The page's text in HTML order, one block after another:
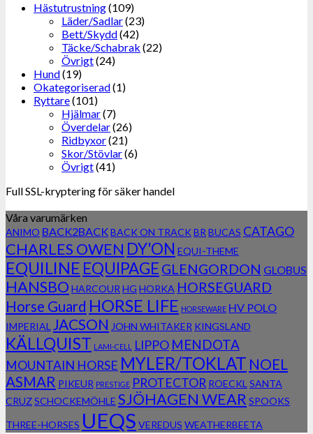
Hästutrustning(109)
Läder/Sadlar(23)
Bett/Skydd(42)
Täcke/Schabrak (22)
Övrigt(24)
Hund(19)
Okategoriserad(1)
Ryttare(101)
Hjälmar(7)
Överdelar(26)
Ridbyxor(21)
Skor/Stövlar(6)
Övrigt(41)
Full SSL-kryptering för säker handel
Våra varumärken
ANIMO BACK2BACKBACK ON TRACK BR BUCAS CATAGO
CHARLES OWEN DY'ON EQUI-THEME
EQUILINE EQUIPAGE GLENGORDON GLOBUS
HANSBO HARCOUR HG HORKA HORSEGUARD
Horse Guard HORSE LIFE HORSEWARE HV POLO
IMPERIAL JACSON JOHN WHITAKER KINGSLAND
KÄLLQUIST LAMI-CELL LIPPO MENDOTA
MOUNTAIN HORSE MYLER/TOKLAT NOEL
ASMAR PIKEUR PRESTIGE PROTECTOR ROECKL SANTA
CRUZSCHOCKEMÖHLE SJÖHAGEN WEAR SPOOKS
THREE-HORSES UEQS VEREDUS WEATHERBEETA